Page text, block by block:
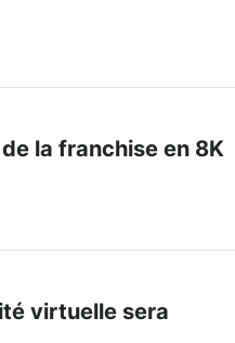
la franchise en 8K
virtuelle sera